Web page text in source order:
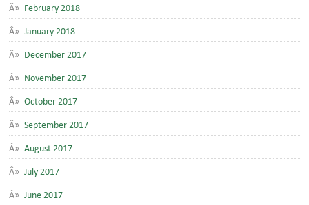
February 2018
January 2018
December 2017
November 2017
October 2017
September 2017
August 2017
July 2017
June 2017